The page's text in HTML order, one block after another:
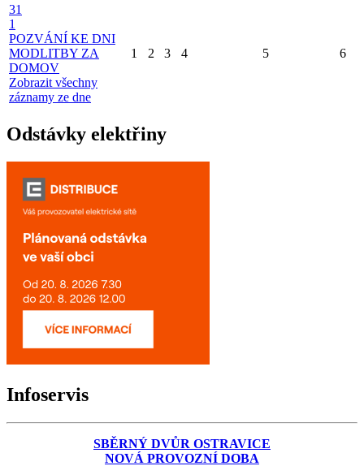
31
1
POZVÁNÍ KE DNI
MODLITBY ZA
DOMOV
Zobrazit všechny
záznamy ze dne
1 2 3 4 5 6
Odstávky elektřiny
Infoservis
SBĚRNÝ DVŮR OSTRAVICE
NOVÁ PROVOZNÍ DOBA